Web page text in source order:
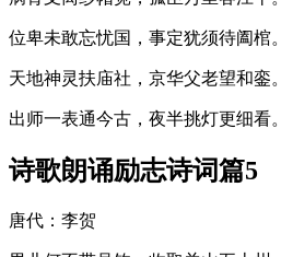
位卑未敢忘忧国，事定犹须待阖棺。
天地神灵扶庙社，京华父老望和銮。
出师一表通今古，夜半挑灯更细看。
诗歌朗诵励志诗词篇5
唐代：李贺